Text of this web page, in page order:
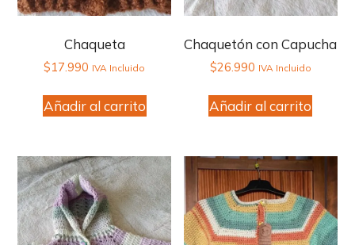
Chaqueta
$17.990 IVA Incluido
Añadir al carrito
Chaquetón con Capucha
$26.990 IVA Incluido
Añadir al carrito